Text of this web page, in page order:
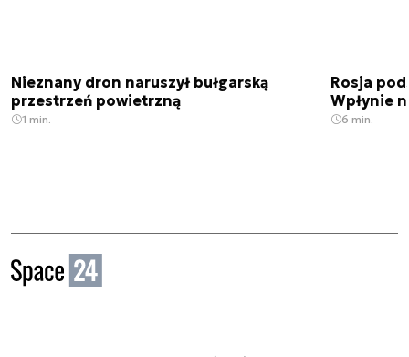
Nieznany dron naruszył bułgarską
przestrzeń powietrzną
1 min.
Rosja
Wpłynie
6 min.